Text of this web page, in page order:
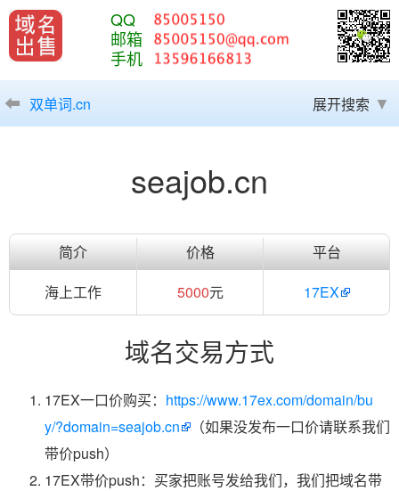
QQ
邮箱
手机
双单词.cn 展开搜索
seajob.cn
简介 价格
平台
海上工作
5000元 17EX
域名交易方式
17EX一口价购买： https://www.17ex.com/domain/bu
y/?domain=seajob.cn
（如果没发布一口价请联系我们
带价push）
17EX带价push：买家把账号发给我们，我们把域名带